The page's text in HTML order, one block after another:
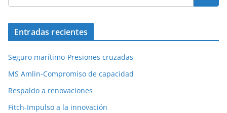
Entradas recientes
Seguro marítimo-Presiones cruzadas
MS Amlin-Compromiso de capacidad
Respaldo a renovaciones
Fitch-Impulso a la innovación